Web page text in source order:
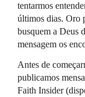
tentarmos
últimos dias. Oro
busquem a Deus
mensagem os
Antes de
publicamos
Faith Insider